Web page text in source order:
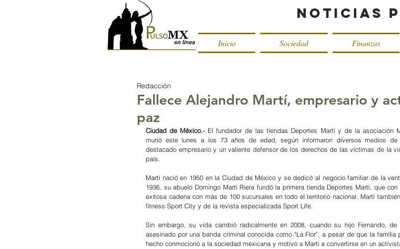
Noticias
Inicio Sociedad Finanzas
Fallece Alejandro Martí, empresario y
paz
Redacción
Ciudad de México.- El fundador de las tiendas Deportes Martí y de la asociación
murió este lunes a los 73 años de edad, según informaron diversos medios de
destacado empresario y un valiente defensor de los derechos de las víctimas de la
país.
Martí nació en 1950 en la Ciudad de México y se dedicó al negocio familiar de la
1936, su abuelo Domingo Martí Riera fundó la primera tienda Deportes Martí, que
exitosa cadena con más de 100 sucursales en todo el territorio nacional. Martí
fitness Sport City y de la revista especializada Sport Life.
Sin embargo, su vida cambió radicalmente en 2008, cuando su hijo Fernando,
asesinado por una banda criminal conocida como "La Flor", a pesar de que la
hecho conmocionó a la sociedad mexicana y motivó a Martí a convertirse en un